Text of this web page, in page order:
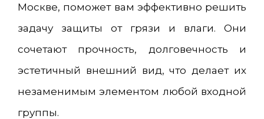
Москве, поможет вам эффективно решить
задачу защиты от грязи и влаги. Они
сочетают прочность, долговечность и
эстетичный внешний вид, что делает их
незаменимым элементом любой входной
группы.